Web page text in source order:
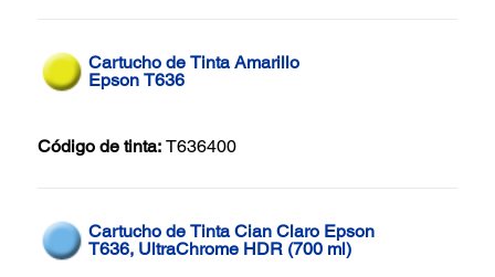
Cartucho de Tinta Amarillo
Epson T636
Código de tinta: T636400
Cartucho de Tinta Cian Claro Epson
T636, UltraChrome HDR (700 ml)